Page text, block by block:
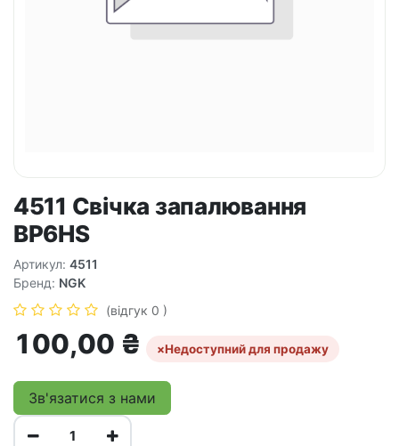
4511 Свічка запалювання
BP6HS
Артикул: 4511
Бренд: NGK
(відгук 0 )
100,00 ₴ ×Недоступний для продажу
Зв'язатися з нами